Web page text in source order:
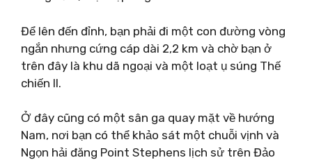
Để lên đến đỉnh, bạn phải đi một con đường vòng
ngắn nhưng cứng cáp dài 2,2 km và chờ bạn ở
trên đây là khu dã ngoại và một loạt ụ súng Thế
chiến II.
Ở đây cũng có một sân ga quay mặt về hướng
Nam, nơi bạn có thể khảo sát một chuỗi vịnh và
Ngọn hải đăng Point Stephens lịch sử trên Đảo